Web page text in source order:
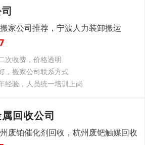
家公司推荐，宁波人力装卸搬运
次收费，价格透明
，搬家公司联系方式
经验，人员统一培训上岗
回收公司
废铂催化剂回收，杭州废钯触媒回收